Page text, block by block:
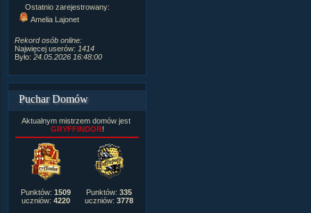
Ostatnio zarejestrowany:
Amelia Lajonet
Rekord osób online:
Najwięcej userów: 1414
Było: 24.05.2026 16:48:00
Puchar Domów
Aktualnym mistrzem domów jest
GRYFFINDOR!
Punktów: 1509
uczniów: 4220
Punktów: 335
uczniów: 3778